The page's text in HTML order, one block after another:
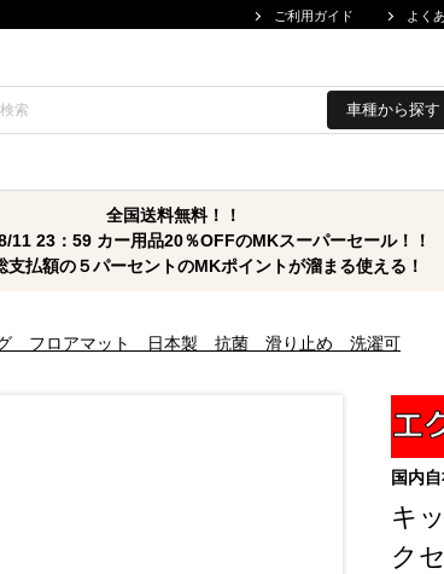
ご利用ガイド よく
車種から探す
全国送料無料！！
11 23：59 カー用品20％OFFのMKスーパーセール！！
支払額の５パーセントのMKポイントが溜まる使える！
グ フロアマット 日本製 抗菌 滑り止め 洗濯可
国内
キ
ク